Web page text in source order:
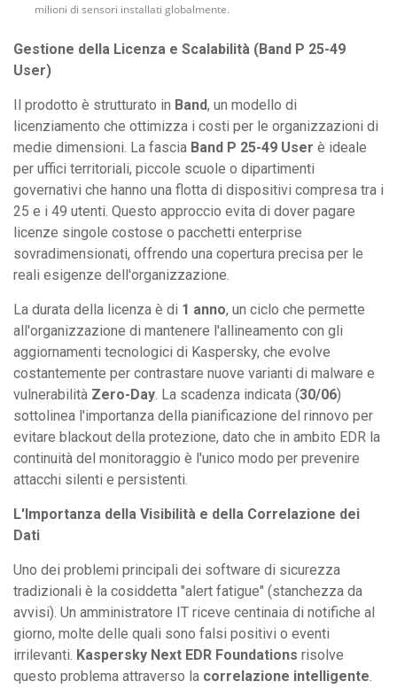
milioni di sensori installati globalmente.
Gestione della Licenza e Scalabilità (Band P 25-49
User)
Il prodotto è strutturato in Band, un modello di
licenziamento che ottimizza i costi per le organizzazioni di
medie dimensioni. La fascia Band P 25-49 User è ideale
per uffici territoriali, piccole scuole o dipartimenti
governativi che hanno una flotta di dispositivi compresa tra i
25 e i 49 utenti. Questo approccio evita di dover pagare
licenze singole costose o pacchetti enterprise
sovradimensionati, offrendo una copertura precisa per le
reali esigenze dell'organizzazione.
La durata della licenza è di 1 anno, un ciclo che permette
all'organizzazione di mantenere l'allineamento con gli
aggiornamenti tecnologici di Kaspersky, che evolve
costantemente per contrastare nuove varianti di malware e
vulnerabilità Zero-Day. La scadenza indicata (30/06)
sottolinea l'importanza della pianificazione del rinnovo per
evitare blackout della protezione, dato che in ambito EDR la
continuità del monitoraggio è l'unico modo per prevenire
attacchi silenti e persistenti.
L'Importanza della Visibilità e della Correlazione dei
Dati
Uno dei problemi principali dei software di sicurezza
tradizionali è la cosiddetta "alert fatigue" (stanchezza da
avvisi). Un amministratore IT riceve centinaia di notifiche al
giorno, molte delle quali sono falsi positivi o eventi
irrilevanti. Kaspersky Next EDR Foundations risolve
questo problema attraverso la correlazione intelligente.